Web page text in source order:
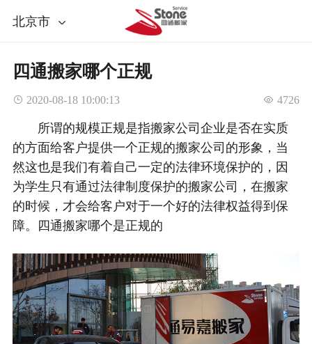
北京市
四通搬家哪个正规
 2020-08-18 10:00:13  4726
所谓的规模正规是指搬家公司企业是否在实质
的方面给客户提供一个正规的搬家公司的形象，当
然这也是我们有着自己一定的法律环境保护的，因
为学生只有通过法律制度保护的搬家公司，在搬家
的时候，才会给客户对于一个好的法律权益得到保
障。四通搬家哪个是正规的